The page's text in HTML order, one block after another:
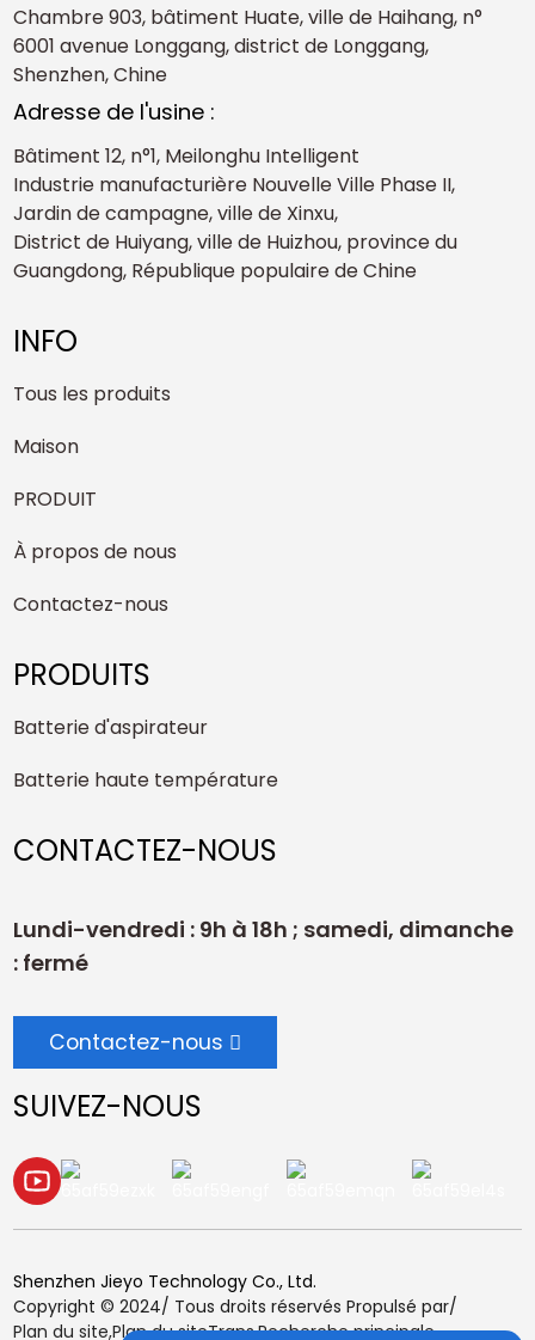
Chambre 903, bâtiment Huate, ville de Haihang, n°
6001 avenue Longgang, district de Longgang,
Shenzhen, Chine
Adresse de l'usine :
Bâtiment 12, n°1, Meilonghu Intelligent
Industrie manufacturière Nouvelle Ville Phase II,
Jardin de campagne, ville de Xinxu,
District de Huiyang, ville de Huizhou, province du
Guangdong, République populaire de Chine
INFO
Tous les produits
Maison
PRODUIT
À propos de nous
Contactez-nous
PRODUITS
Batterie d'aspirateur
Batterie haute température
CONTACTEZ-NOUS
Lundi-vendredi : 9h à 18h ; samedi, dimanche
: fermé
Contactez-nous
SUIVEZ-NOUS
Shenzhen Jieyo Technology Co., Ltd.
Copyright © 2024/ Tous droits réservés Propulsé par/
Plan du site,Plan du siteTrans,Recherche principale